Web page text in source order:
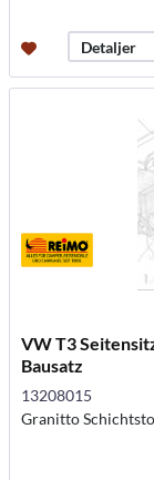
Detaljer
VW T3
Bausatz
13208015
Granitto